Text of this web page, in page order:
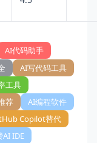
AI代码助手
AI写代码工具
工具
荐
AI编程软件
Copilot替代
AI IDE